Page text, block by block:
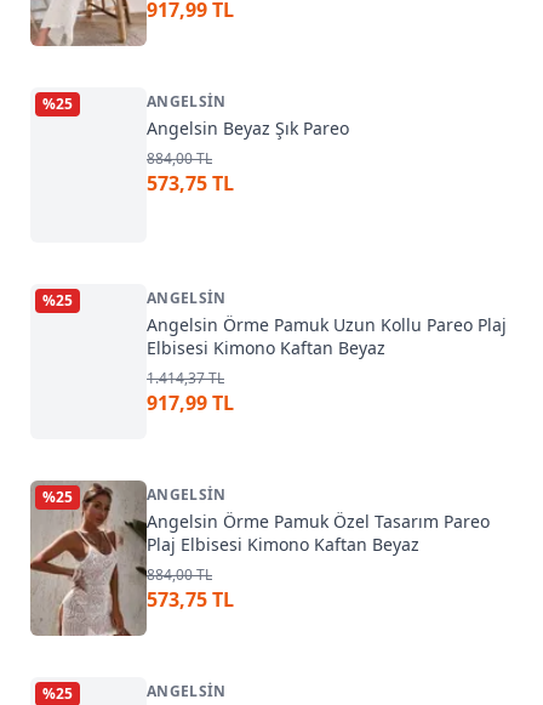
917,99 TL
%25 ANGELSIN
Angelsin Beyaz Şık Pareo
884,00 TL
573,75 TL
%25 ANGELSIN
Angelsin Örme Pamuk Uzun Kollu Pareo Plaj
Elbisesi Kimono Kaftan Beyaz
1.414,37 TL
917,99 TL
%25 ANGELSIN
Angelsin Örme Pamuk Özel Tasarım Pareo
Plaj Elbisesi Kimono Kaftan Beyaz
884,00 TL
573,75 TL
%25 ANGELSIN